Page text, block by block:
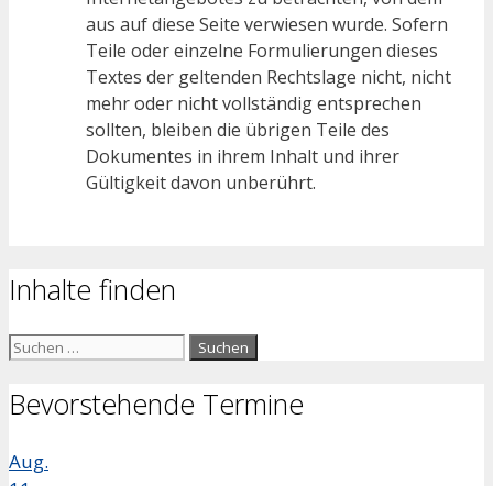
aus auf diese Seite verwiesen wurde. Sofern
Teile oder einzelne Formulierungen dieses
Textes der geltenden Rechtslage nicht, nicht
mehr oder nicht vollständig entsprechen
sollten, bleiben die übrigen Teile des
Dokumentes in ihrem Inhalt und ihrer
Gültigkeit davon unberührt.
Inhalte finden
Suchen
Bevorstehende Termine
Aug.